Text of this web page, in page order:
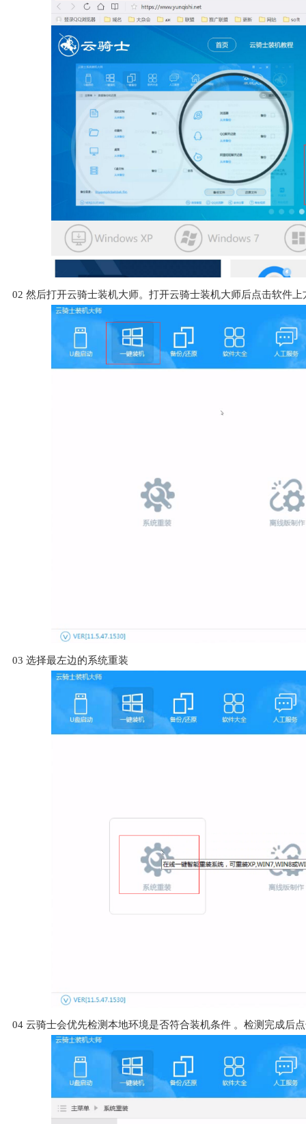
02 然后打开云骑士装机大师。打开云骑士装机大师后点击软件上
03 选择最左边的系统重装
04 云骑士会优先检测本地环境是否符合装机条件 。检测完成后